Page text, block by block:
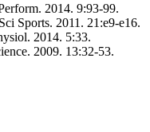
2014. 9:93-99.
Sports. 2011. 21:e9-e16.
2014. 5:33.
2009. 13:32-53.